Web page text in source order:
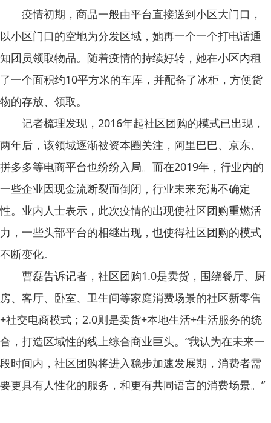
疫情初期，商品一般由平台直接送到小区大门口，
以小区门口的空地为分发区域，她再一个一个打电话通
知团员领取物品。随着疫情的持续好转，她在小区内租
了一个面积约10平方米的车库，并配备了冰柜，方便货
物的存放、领取。
记者梳理发现，2016年起社区团购的模式已出现，
两年后，该领域逐渐被资本圈关注，阿里巴巴、京东、
拼多多等电商平台也纷纷入局。而在2019年，行业内的
一些企业因现金流断裂而倒闭，行业未来充满不确定
性。业内人士表示，此次疫情的出现使社区团购重燃活
力，一些头部平台的相继出现，也使得社区团购的模式
不断变化。
曹磊告诉记者，社区团购1.0是卖货，围绕餐厅、厨
房、客厅、卧室、卫生间等家庭消费场景的社区新零售
+社交电商模式；2.0则是卖货+本地生活+生活服务的统
合，打造区域性的线上综合商业巨头。“我认为在未来一
段时间内，社区团购将进入稳步加速发展期，消费者需
要更具有人性化的服务，和更有共同语言的消费场景。”